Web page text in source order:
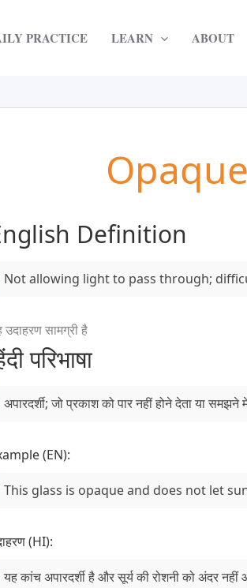
PRACTICE LEARN ABOUT
Opaque
Definition
Not allowing light to pass through;
उदाहरण सामग्री है
परिभाषा
अपारदर्शी; जो प्रकाश को पार नहीं होने देता या समझने
(EN):
This glass is opaque and does not let
(HI):
यह कांच अपारदर्शी है और सूर्य की रोशनी को अंदर नहीं